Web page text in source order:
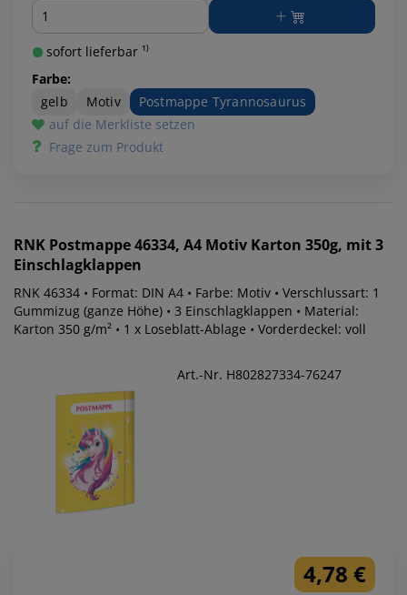
Menge
sofort lieferbar ¹⁾
Farbe:
gelb
Motiv
Postmappe Tyrannosaurus
auf die Merkliste setzen
Frage zum Produkt
RNK Postmappe 46334, A4 Motiv Karton 350g, mit 3
Einschlagklappen
RNK 46334 • Format: DIN A4 • Farbe: Motiv • Verschlussart: 1
Gummizug (ganze Höhe) • 3 Einschlagklappen • Material:
Karton 350 g/m² • 1 x Loseblatt-Ablage • Vorderdeckel: voll
Art.-Nr. H802827334-76247
4,78 €